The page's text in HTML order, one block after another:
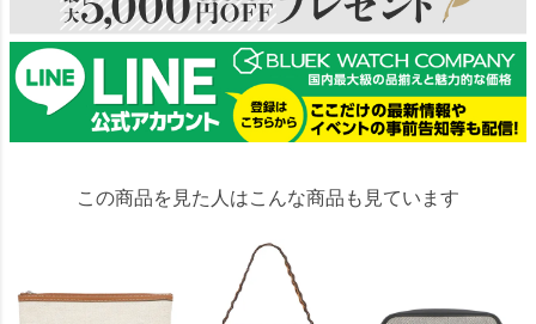
この商品を見た人はこんな商品も見ています